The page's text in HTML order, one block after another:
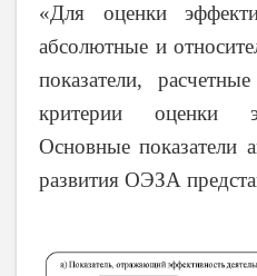
«Для оценки
абсолютные и
показатели,
критерии оценки
Основные показатели
развития ОЭЗА